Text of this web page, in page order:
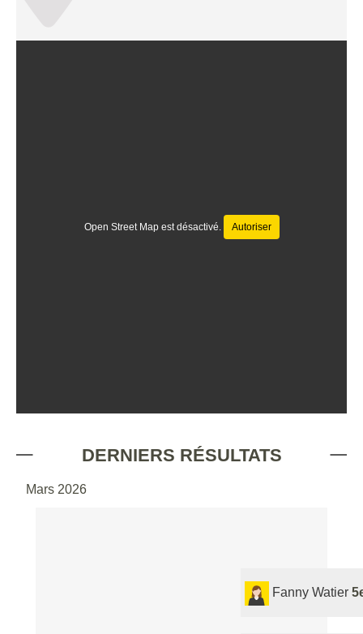
Open Street Map est désactivé. Autoriser
DERNIERS RÉSULTATS
Mars 2026
Fanny Watier